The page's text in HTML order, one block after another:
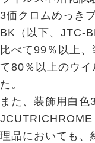
3価クロムめっき
BK（以下、JTC-
比べて99％以上
て80％以上のウ
た。
また、装飾用白色
理品においても、